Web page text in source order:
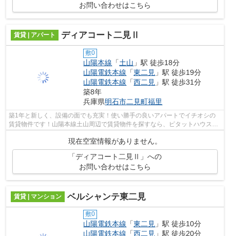
お問い合わせはこちら
賃貸 | アパート ディアコート二見Ⅱ
敷0
山陽本線 「土山 」駅 徒歩18分
山陽電鉄本線 「東二見 」駅 徒歩19分
山陽電鉄本線 「西二見 」駅 徒歩31分
築8年
兵庫県明石市二見町福里
築1年と新しく、設備の面でも充実！使い勝手の良いアパートでイチオシの
賃貸物件です！山陽本線土山周辺で賃貸物件を探すなら、ピタットハウス西
明石店 ＡＢＣに任せてください！あな...
現在空室情報がありません。
「ディアコート二見Ⅱ」への
お問い合わせはこちら
賃貸 | マンション ベルシャンテ東二見
敷0
山陽電鉄本線 「東二見 」駅 徒歩10分
山陽電鉄本線 「西二見 」駅 徒歩20分